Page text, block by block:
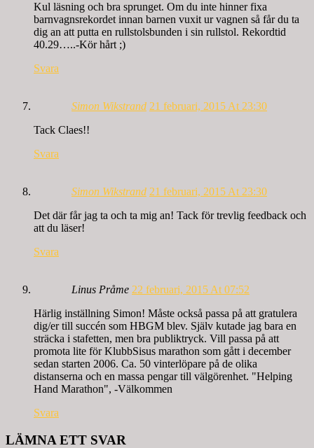
Kul läsning och bra sprunget. Om du inte hinner fixa
barnvagnsrekordet innan barnen vuxit ur vagnen så får du ta
dig an att putta en rullstolsbunden i sin rullstol. Rekordtid
40.29…..-Kör hårt ;)
Svara
Simon Wikstrand 21 februari, 2015 At 23:30
Tack Claes!!
Svara
Simon Wikstrand 21 februari, 2015 At 23:30
Det där får jag ta och ta mig an! Tack för trevlig feedback och
att du läser!
Svara
Linus Pråme 22 februari, 2015 At 07:52
Härlig inställning Simon! Måste också passa på att gratulera
dig/er till succén som HBGM blev. Själv kutade jag bara en
sträcka i stafetten, men bra publiktryck. Vill passa på att
promota lite för KlubbSisus marathon som gått i december
sedan starten 2006. Ca. 50 vinterlöpare på de olika
distanserna och en massa pengar till välgörenhet. "Helping
Hand Marathon", -Välkommen
Svara
LÄMNA ETT SVAR